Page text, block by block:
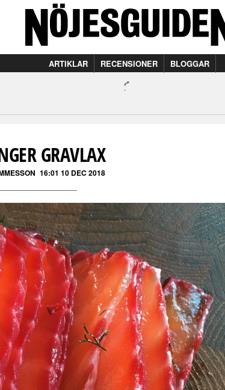
ARTIKLAR RECENSIONER BLOGGAR
GRAVLAX
16:01 10 DEC 2018